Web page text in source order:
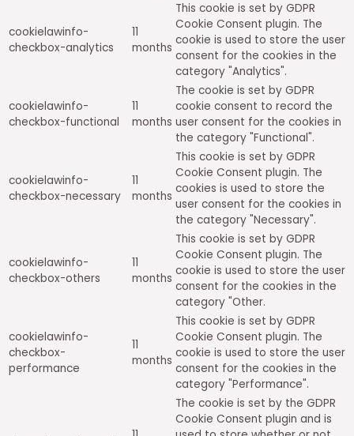
cookielawinfo-
checkbox-functional
11
months
The cookie is set by GDPR
cookie consent to record the
user consent for the cookies in
the category "Functional".
cookielawinfo-
checkbox-necessary
11
months
This cookie is set by GDPR
Cookie Consent plugin. The
cookies is used to store the
user consent for the cookies in
the category "Necessary".
cookielawinfo-
checkbox-others
11
months
This cookie is set by GDPR
Cookie Consent plugin. The
cookie is used to store the user
consent for the cookies in the
category "Other.
cookielawinfo-
checkbox-
11
months
This cookie is set by GDPR
Cookie Consent plugin. The
cookie is used to store the user
consent for the cookies in the
category "Performance".
viewed_cookie_policy
11
The cookie is set by the GDPR
Cookie Consent plugin and is
used to store whether or not
user has consented to the use
of cookies. It does not store
any personal data.